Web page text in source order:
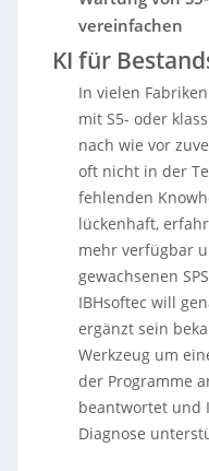
vereinfachen
KI für
In vielen
mit S5- oder
nach wie vor
oft nicht in der
fehlenden
lückenhaft,
mehr verfügbar
gewachsenen
IBHsoftec will
ergänzt sein
Werkzeug um
der Programme
beantwortet und
Diagnose